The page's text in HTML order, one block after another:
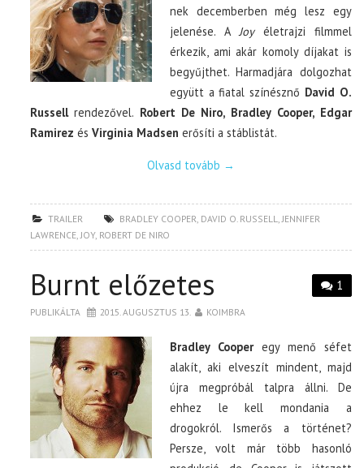
nek decemberben még lesz egy
jelenése. AJoyéletrajzi filmmel
érkezik, ami akár komoly díjakat is
begyűjthet. Harmadjára dolgozhat
együtt a fiatal színésznő David O.
Russellrendezővel. Robert De Niro, Bradley Cooper, Edgar
Ramirez ésVirginia Madsen erősíti a stáblistát.
Olvasd tovább →
TRAILER BRADLEY COOPER, DAVID O. RUSSELL,JENNIFER
LAWRENCE,JOY, ROBERT DE NIRO
1
Burnt előzetes
PUBLIKÁLTA 2015. AUGUSZTUS 13. KOIMBRA
Bradley Cooperegy menő séfet
alakít, aki elveszít mindent, majd
újra megpróbál talpra állni. De
ehhez le kell mondania a
drogokról. Ismerős a történet?
Persze, volt már több hasonló